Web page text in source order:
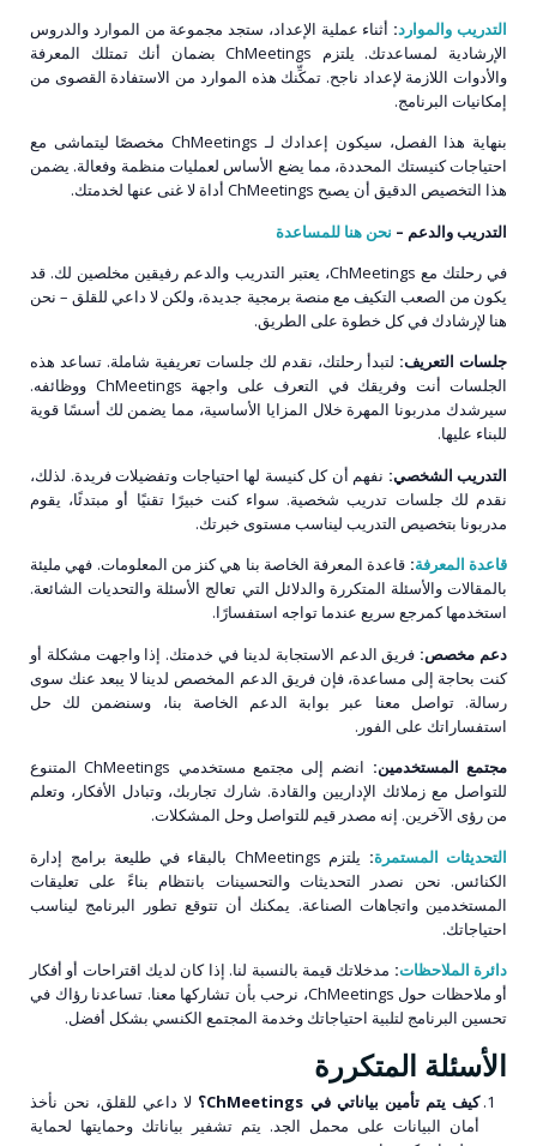
التدريب والموارد: أثناء عملية الإعداد، ستجد مجموعة من الموارد والدروس
الإرشادية لمساعدتك. يلتزم ChMeetings بضمان أنك تمتلك المعرفة
والأدوات اللازمة لإعداد ناجح. تمكِّنك هذه الموارد من الاستفادة القصوى من
إمكانيات البرنامج.
بنهاية هذا الفصل، سيكون إعدادك لـ ChMeetings مخصصًا ليتماشى مع
احتياجات كنيستك المحددة، مما يضع الأساس لعمليات منظمة وفعالة. يضمن
هذا التخصيص الدقيق أن يصبح ChMeetings أداة لا غنى عنها لخدمتك.
التدريب والدعم – نحن هنا للمساعدة
في رحلتك مع ChMeetings، يعتبر التدريب والدعم رفيقين مخلصين لك. قد
يكون من الصعب التكيف مع منصة برمجية جديدة، ولكن لا داعي للقلق – نحن
هنا لإرشادك في كل خطوة على الطريق.
جلسات التعريف: لتبدأ رحلتك، نقدم لك جلسات تعريفية شاملة. تساعد هذه
الجلسات أنت وفريقك في التعرف على واجهة ChMeetings ووظائفه.
سيرشدك مدربونا المهرة خلال المزايا الأساسية، مما يضمن لك أسسًا قوية
للبناء عليها.
التدريب الشخصي: نفهم أن كل كنيسة لها احتياجات وتفضيلات فريدة. لذلك،
نقدم لك جلسات تدريب شخصية. سواء كنت خبيرًا تقنيًا أو مبتدئًا، يقوم
مدربونا بتخصيص التدريب ليناسب مستوى خبرتك.
قاعدة المعرفة: قاعدة المعرفة الخاصة بنا هي كنز من المعلومات. فهي مليئة
بالمقالات والأسئلة المتكررة والدلائل التي تعالج الأسئلة والتحديات الشائعة.
استخدمها كمرجع سريع عندما تواجه استفسارًا.
دعم مخصص: فريق الدعم الاستجابة لدينا في خدمتك. إذا واجهت مشكلة أو
كنت بحاجة إلى مساعدة، فإن فريق الدعم المخصص لدينا لا يبعد عنك سوى
رسالة. تواصل معنا عبر بوابة الدعم الخاصة بنا، وسنضمن لك حل
استفساراتك على الفور.
مجتمع المستخدمين:
انضم إلى مجتمع مستخدمي ChMeetings المتنوع
للتواصل مع زملائك الإداريين والقادة. شارك تجاربك، وتبادل الأفكار، وتعلم
من رؤى الآخرين. إنه مصدر قيم للتواصل وحل المشكلات.
التحديثات المستمرة:
يلتزم ChMeetings بالبقاء في طليعة برامج إدارة
الكنائس. نحن نصدر التحديثات والتحسينات بانتظام بناءً على تعليقات
المستخدمين واتجاهات الصناعة. يمكنك أن تتوقع تطور البرنامج ليناسب
احتياجاتك.
دائرة الملاحظات: مدخلاتك قيمة بالنسبة لنا. إذا كان لديك اقتراحات أو أفكار
أو ملاحظات حول ChMeetings، نرحب بأن تشاركها معنا. تساعدنا رؤاك في
تحسين البرنامج لتلبية احتياجاتك وخدمة المجتمع الكنسي بشكل أفضل.
الأسئلة المتكررة
كيف يتم تأمين بياناتي في ChMeetings؟
لا داعي للقلق، نحن نأخذ
أمان البيانات على محمل الجد. يتم تشفير بياناتك وحمايتها لحماية